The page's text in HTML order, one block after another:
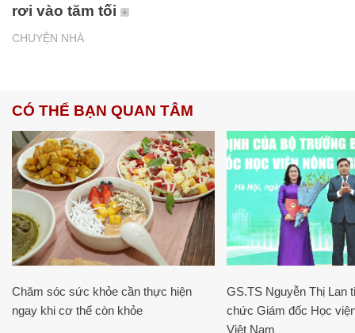
CHUYỆN NHÀ
rơi vào tăm tối
CÓ THỂ BẠN QUAN TÂM
Chăm sóc sức khỏe cần thực hiện
ngay khi cơ thể còn khỏe
GS.TS Nguyễn Thị Lan
chức Giám đốc Học
Việt Nam